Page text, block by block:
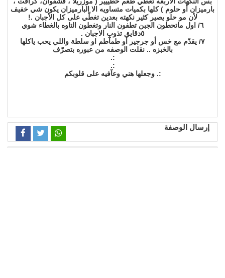
بارميزان أو حلوم ) كلها بكميات متساويه الا البارميزان يكون شي خفيف
لأن مو حلو يصير كثير نكهته بعدين تغطّي على كل الأجبان .!
٦/ اول ماتحطون الجبن تطفون النار وتغطون التاوه بالغطاء شوي
٥دقايق تذوب الاجبان .
٧/ يقدّم مع خس أو جرجير أو طمآطم او سلطة واللي يحب ياكلها
بالخبزه .. نقلت الوصفه من عبوره بتصرّف
:.
:.
:. وجعلها هني وعآفيه على قلوبكم
إرسال الوصفة